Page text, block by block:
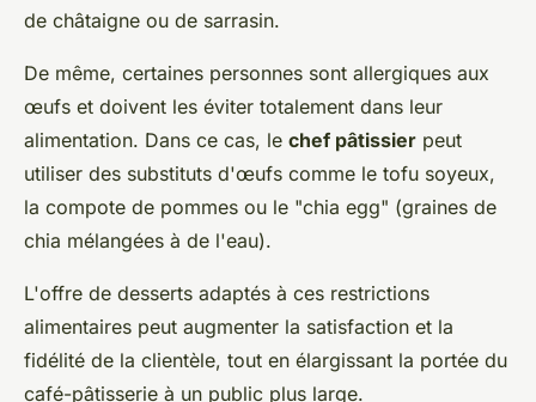
de châtaigne ou de sarrasin.
De même, certaines personnes sont allergiques aux
œufs et doivent les éviter totalement dans leur
alimentation. Dans ce cas, le chef pâtissier peut
utiliser des substituts d'œufs comme le tofu soyeux,
la compote de pommes ou le "chia egg" (graines de
chia mélangées à de l'eau).
L'offre de desserts adaptés à ces restrictions
alimentaires peut augmenter la satisfaction et la
fidélité de la clientèle, tout en élargissant la portée du
café-pâtisserie à un public plus large.